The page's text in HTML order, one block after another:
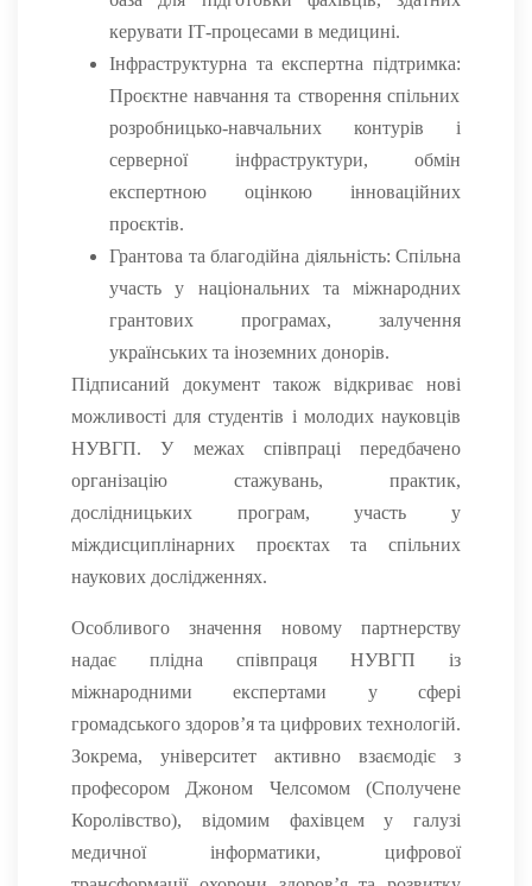
керувати ІТ-процесами в медицині.
Інфраструктурна та експертна підтримка:
Проєктне навчання та створення спільних
розробницько-навчальних контурів і
серверної інфраструктури, обмін
експертною оцінкою інноваційних
проєктів.
Грантова та благодійна діяльність: Спільна
участь у національних та міжнародних
грантових програмах, залучення
українських та іноземних донорів.
Підписаний документ також відкриває нові
можливості для студентів і молодих науковців
НУВГП. У межах співпраці передбачено
організацію стажувань, практик,
дослідницьких програм, участь у
міждисциплінарних проєктах та спільних
наукових дослідженнях.
Особливого значення новому партнерству
надає плідна співпраця НУВГП із
міжнародними експертами у сфері
громадського здоров’я та цифрових технологій.
Зокрема, університет активно взаємодіє з
професором Джоном Челсомом (Сполучене
Королівство), відомим фахівцем у галузі
медичної інформатики, цифрової